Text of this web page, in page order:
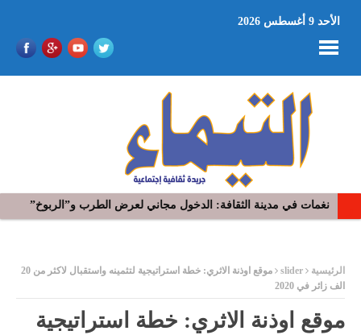
الأحد 9 أغسطس 2026
شيماء هلالي تفتتح مهرجان دڤة الدولي واقبال كبير على تذاكر الحفل
الرئيسية slider
موقع اوذنة الاثري: خطة استراتيجية لتثمينه واستقبال لاكثر من 20
الف زائر في 2020
موقع اوذنة الاثري: خطة استراتيجية